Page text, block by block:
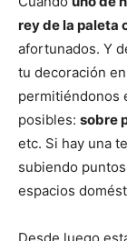
rey de la paleta
afortunados. Y
tu decoración
permitiéndonos
posibles: sobre
etc. Si hay una
subiendo
espacios